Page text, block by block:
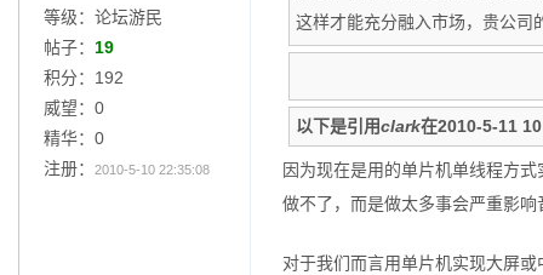
等级：论坛游民
帖子： 19
积分：192
威望：0
精华：0
注册：
2010-5-10 22:35:08
这样才能充分融入市场，贵公司
以下是引用clark在2010-5-11
因为现在是用的单片机单线程方
做不了，而是做太多事会严重影
对于我们而言用单片机实现大屏